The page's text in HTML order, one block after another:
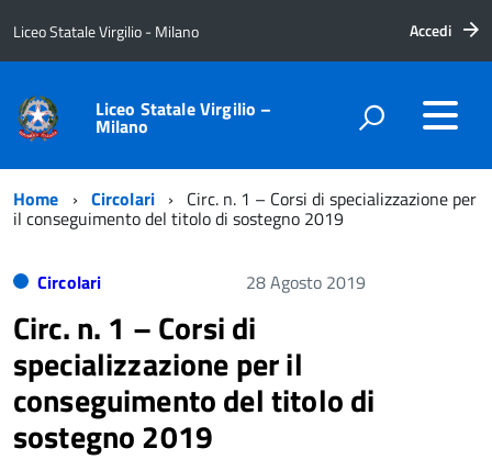
Liceo Statale Virgilio - Milano Accedi
Liceo Statale Virgilio –
Milano
Home Circolari Circ. n. 1 – Corsi di specializzazione per
il conseguimento del titolo di sostegno 2019
Circolari 28 Agosto 2019
Circ. n. 1 – Corsi di
specializzazione per il
conseguimento del titolo di
sostegno 2019